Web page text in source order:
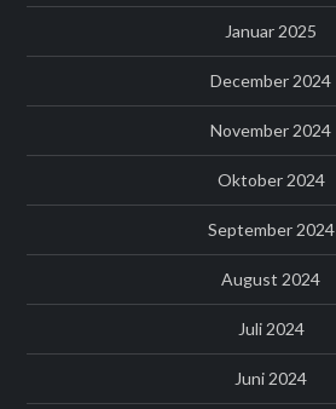
Januar 2025
December 2024
November 2024
Oktober 2024
September 2024
August 2024
Juli 2024
Juni 2024